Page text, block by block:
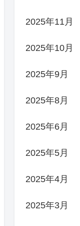
2025年11月
2025年10月
2025年9月
2025年8月
2025年6月
2025年5月
2025年4月
2025年3月